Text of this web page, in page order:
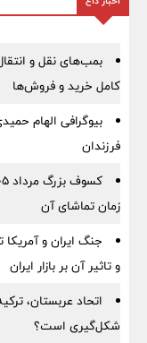
بمب‌های نقل و
کامل خرید و فروش‌ها
بیوگرافی الهام
فرزندان
زمان تماشای آن
و تاثیر آن بر بازار ایران
اتحاد عربستان،
شکل‌گیری است؟